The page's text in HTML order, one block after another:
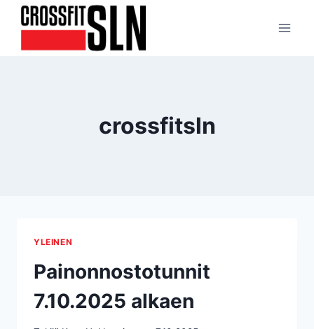
Siirry
sisältöön
crossfitsln
YLEINEN
Painonnostotunnit
7.10.2025 alkaen